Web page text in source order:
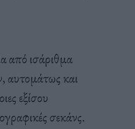
από ισάριθμα
αυτομάτως και
εξίσου
σεκάνς.